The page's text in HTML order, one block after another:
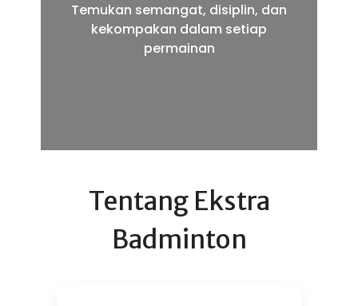
Temukan semangat, disiplin, dan
kekompakan dalam setiap
permainan
Tentang Ekstra
Badminton